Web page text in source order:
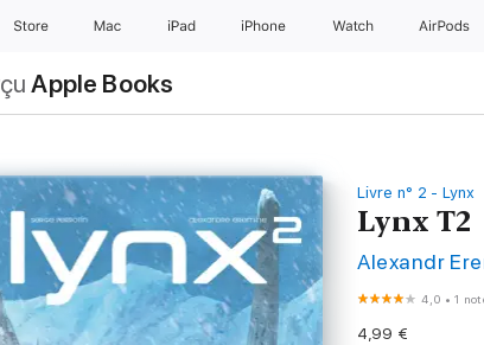
Store Mac iPad iPhone Watch AirPods
Apple Books
Livre n° 2 - Lynx
Lynx T2
Alexandr
4,0 •1
4,99 €